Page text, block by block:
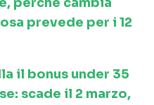
prevede per i 12
il bonus under 35
scade il 2 marzo,